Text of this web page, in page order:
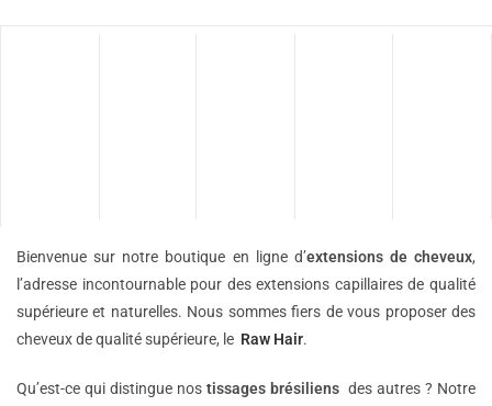
Bienvenue sur notre boutique en ligne d’extensions decheveux,
l’adresse incontournable pour des extensions capillaires de qualité
supérieure et naturelles. Nous sommes fiers de vous proposer des
cheveux de qualité supérieure, le Raw Hair.
Qu’est-ce qui distingue nos tissages brésiliens des autres ? Notre